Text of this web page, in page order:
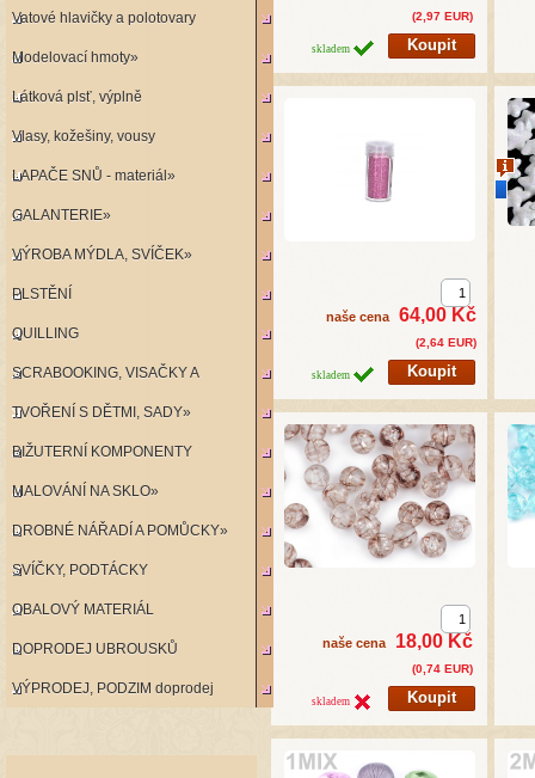
Vatové hlavičky a polotovary
Modelovací hmoty»
Látková plsť, výplně
Vlasy, kožešiny, vousy
LAPAČE SNŮ - materiál»
GALANTERIE»
VÝROBA MÝDLA, SVÍČEK»
PLSTĚNÍ
QUILLING
SCRABOOKING, VISAČKY A
RAZÍTKA»
TVOŘENÍ S DĚTMI, SADY»
BIŽUTERNÍ KOMPONENTY
MALOVÁNÍ NA SKLO»
DROBNÉ NÁŘADÍ A POMŮCKY»
SVÍČKY, PODTÁCKY
OBALOVÝ MATERIÁL
DOPRODEJ UBROUSKŮ
VÝPRODEJ, PODZIM doprodej
(2,97 EUR)
skladem
naše cena 64,00 Kč
(2,64 EUR)
skladem
naše cena 18,00 Kč
(0,74 EUR)
skladem